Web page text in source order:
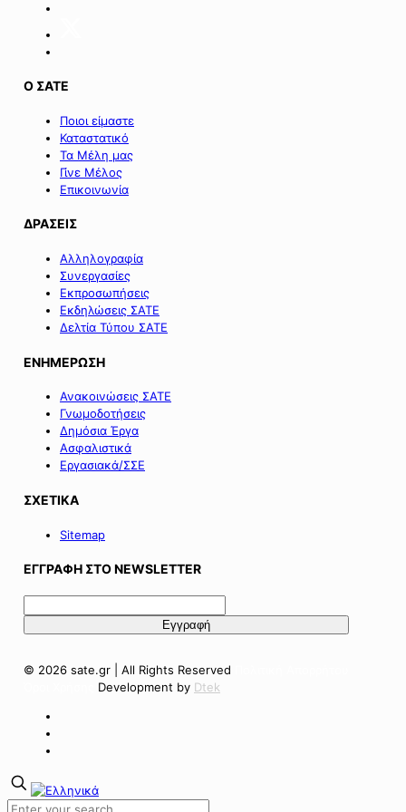
Ο ΣΑΤΕ
Ποιοι είμαστε
Καταστατικό
Τα Μέλη μας
Γίνε Μέλος
Επικοινωνία
ΔΡΑΣΕΙΣ
Αλληλογραφία
Συνεργασίες
Εκπροσωπήσεις
Εκδηλώσεις ΣΑΤΕ
Δελτία Τύπου ΣΑΤΕ
ΕΝΗΜΕΡΩΣΗ
Ανακοινώσεις ΣΑΤΕ
Γνωμοδοτήσεις
Δημόσια Έργα
Ασφαλιστικά
Εργασιακά/ΣΣΕ
ΣΧΕΤΙΚΑ
Sitemap
ΕΓΓΡΑΦΗ ΣΤΟ NEWSLETTER
© 2026 sate.gr | All Rights Reserved
Development by Dtek